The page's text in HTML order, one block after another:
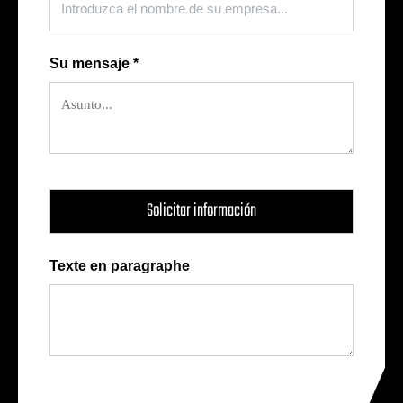
Su mensaje *
Texte en paragraphe